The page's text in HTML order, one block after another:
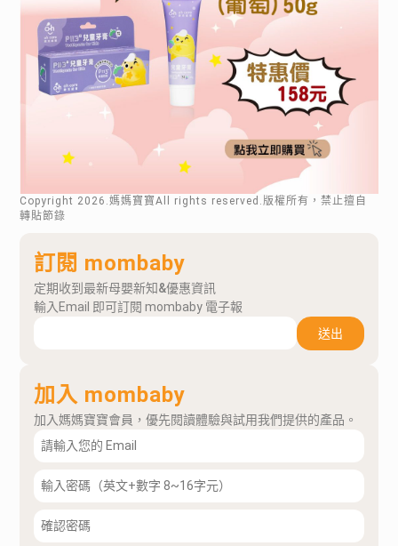
Copyright 2026 .媽媽寶寶All rights reserved.版權所有，禁止擅自
轉貼節錄
訂閱 mombaby
定期收到最新母嬰新知&優惠資訊
輸入Email 即可訂閱 mombaby 電子報
送出
加入 mombaby
加入媽媽寶寶會員，優先閱讀體驗與試用我們提供的產品。